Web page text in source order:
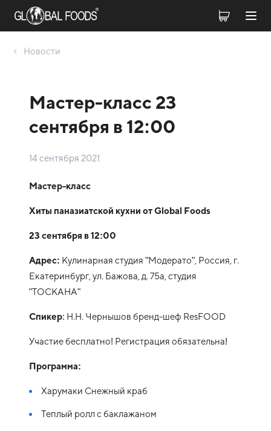
Новости
Мастер-класс 23
сентября в 12:00
14 сентября 2021
Мастер-класс
Хиты паназиатской кухни от Global Foods
23 сентября в 12:00
Адрес: Кулинарная студия "Модерато", Россия, г.
Екатеринбург, ул. Бажова, д. 75а, студия
"ТОСКАНА"
Спикер: Н.Н. Чернышов бренд-шеф ResFOOD
Участие бесплатно! Регистрация обязательна!
Программа:
Харумаки Снежный краб
Теплый ролл с баклажаном